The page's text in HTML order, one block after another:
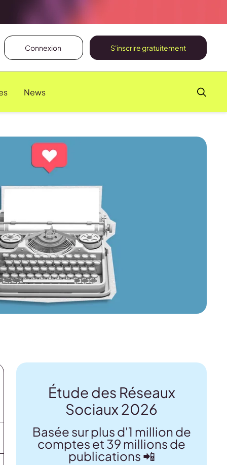
Connexion S'inscrire gratuitement
News
Étude des Réseaux
Sociaux 2026
Basée sur plus d'1 million de
comptes et 39 millions de
publications 📲